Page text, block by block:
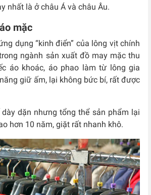
nhất là ở châu Á và châu Âu.
mặc
dụng “kinh điển” của lông vịt chính
ngành sản xuất đồ may mặc thu
áo khoác, áo phao làm từ lông gia
giữ ấm, lại không bức bí, rất được
dặn nhưng tổng thể sản phẩm lại
hơn 10 năm, giặt rất nhanh khô.